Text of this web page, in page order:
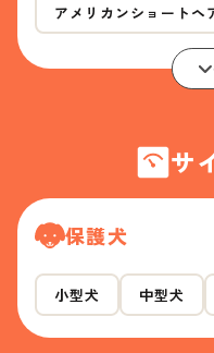
アメリカンショートヘ
サ
保護犬
小型犬 中型犬